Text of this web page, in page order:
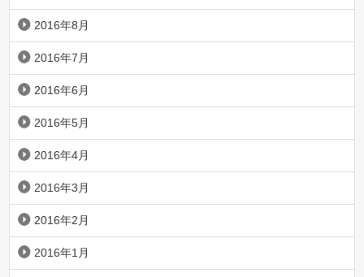
2016年8月
2016年7月
2016年6月
2016年5月
2016年4月
2016年3月
2016年2月
2016年1月